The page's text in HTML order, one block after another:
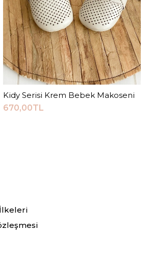
Sepete Ekle
Kidy Serisi Krem Bebek Makoseni
670,00TL